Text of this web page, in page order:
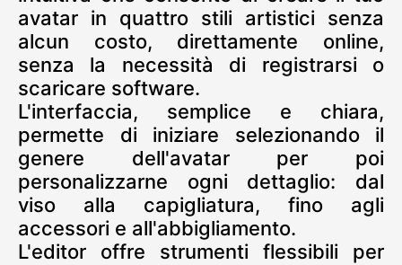
avatar in quattro stili artistici senza
alcun costo, direttamente online,
senza la necessità di registrarsi o
scaricare software.
L'interfaccia, semplice e chiara,
permette di iniziare selezionando il
genere dell'avatar per poi
personalizzarne ogni dettaglio: dal
viso alla capigliatura, fino agli
accessori e all'abbigliamento.
L'editor offre strumenti flessibili per